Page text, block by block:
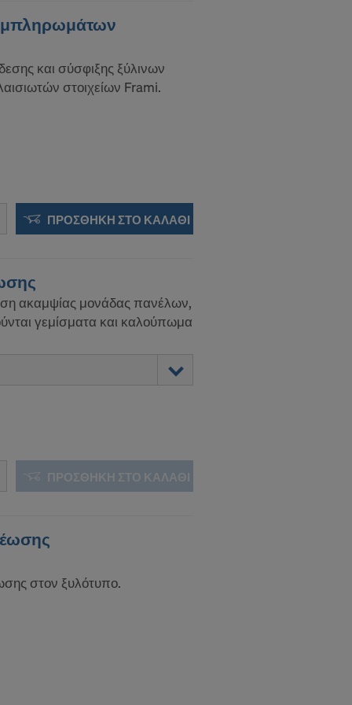
και σύσφιξης ξύλινων
στοιχείων Frami.
ΠΡΟΣΘΉΚΗ ΣΤΟ ΚΑΛΆΘΙ
ακαμψίας μονάδας πανέλων,
γεμίσματα και καλούπωμα
ΠΡΟΣΘΉΚΗ ΣΤΟ ΚΑΛΆΘΙ
στον ξυλότυπο.
αρχές των
έχετε
των αρχών
IP
στους εν